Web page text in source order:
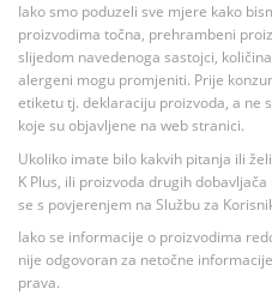
Iako smo poduzeli sve mjere kako
proizvodima točna, prehrambeni
slijedom navedenoga sastojci,
alergeni mogu promjeniti. Prije
etiketu tj. deklaraciju proizvoda, a ne
koje su objavljene na web stranici.
Ukoliko imate bilo kakvih pitanja ili
K Plus, ili proizvoda drugih
se s povjerenjem na Službu za
Iako se informacije o proizvodima
nije odgovoran za netočne
prava.